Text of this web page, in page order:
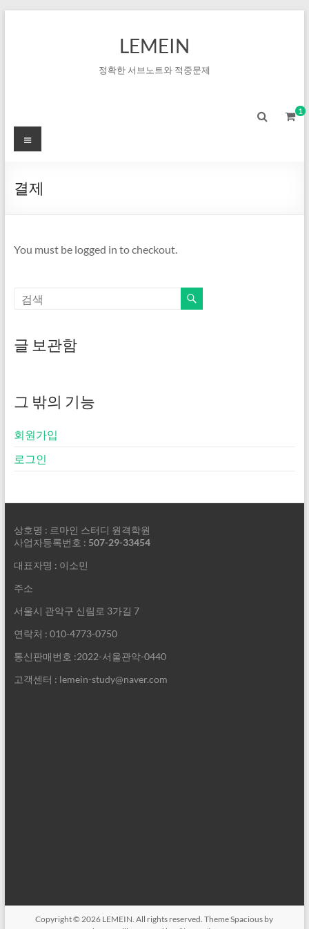
LEMEIN
정확한 서브노트와 적중문제
1
결제
You must be logged in to checkout.
글 보관함
그 밖의 기능
회원가입
로그인
상호명 : 르마인 스터디 원격학원
사업자등록번호 : 507-29-33454
대표자명 : 이소민
주소
서울시 관악구 신림로 3가길 7
연락처 : 010-4773-0750
통신판매번호 :2022-서울관악-0440
고객센터 : lemein-study@naver.com
Copyright © 2026 LEMEIN. All rights reserved. ThemeSpacious by